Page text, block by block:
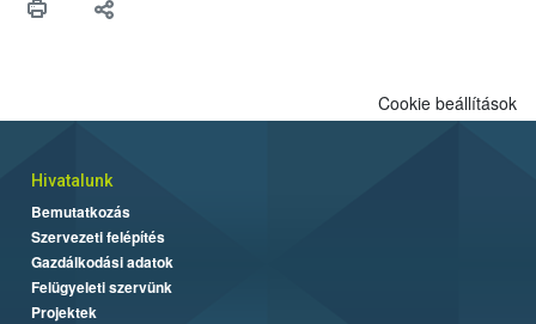
felhasználók számára is elérhető és ökológiai termesztésben is
Cookie beállítások
Hivatalunk
Bemutatkozás
Szervezeti felépítés
Gazdálkodási adatok
Felügyeleti szervünk
Projektek